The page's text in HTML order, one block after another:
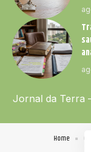
Jornal da Terra
Home